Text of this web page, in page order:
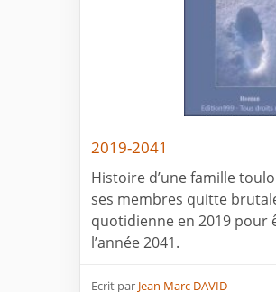
2019-2041
Histoire d’une famille
ses membres quitte
quotidienne en 2019 pour
l’année 2041.
Ecrit par Jean Marc DAVID